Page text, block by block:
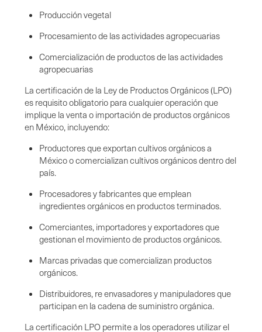
Producción vegetal
Procesamiento de las actividades agropecuarias
Comercialización de productos de las actividades
agropecuarias
La certificación de la Ley de Productos Orgánicos (LPO)
es requisito obligatorio para cualquier operación que
implique la venta o importación de productos orgánicos
en México, incluyendo:
Productores que exportan cultivos orgánicos a
México o comercializan cultivos orgánicos dentro del
país.
Procesadores y fabricantes que emplean
ingredientes orgánicos en productos terminados.
Comerciantes, importadores y exportadores que
gestionan el movimiento de productos orgánicos.
Marcas privadas que comercializan productos
orgánicos.
Distribuidores, re envasadores y manipuladores que
participan en la cadena de suministro orgánica.
La certificación LPO permite a los operadores utilizar el